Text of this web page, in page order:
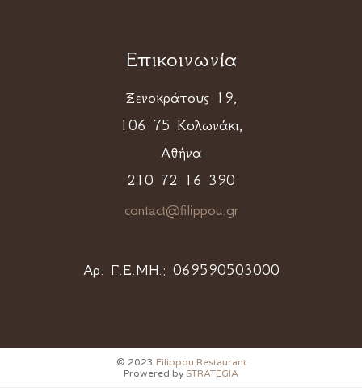
Επικοινωνία
Ξενοκράτους 19,
106 75 Κολωνάκι,
Αθήνα
210 72 16 390
contact@filippou.gr
Αρ. Γ.Ε.ΜΗ.: 069590503000
© 2023 Filippou Restaurant
Prowered by STRATEGIA